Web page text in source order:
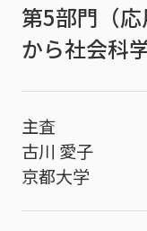
第5部門（
から社会科
主査
古川 愛子
京都大学